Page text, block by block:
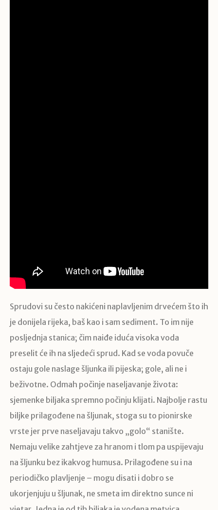
Sprudovi su često nakićeni naplavljenim drvećem što ih
je donijela rijeka, baš kao i sam sediment. To im nije
posljednja stanica; čim naiđe iduća visoka voda
preselit će ih na sljedeći sprud. Kad se voda povuče
ostaju gole naslage šljunka ili pijeska; gole, ali ne i
beživotne. Odmah počinje naseljavanje života:
sjemenke biljaka spremno počinju klijati. Najbolje rastu
biljke prilagođene na šljunak, stoga su to pionirske
vrste jer prve naseljavaju takvo „golo“ stanište.
Nemaju velike zahtjeve za hranom i tlom pa uspijevaju
na šljunku bez ikakvog humusa. Prilagođene su i na
periodičko plavljenje – mogu disati i dobro se
ukorjenjuju u šljunak, ne smeta im direktno sunce ni